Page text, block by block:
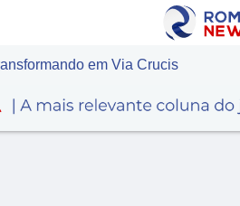
em Via Crucis